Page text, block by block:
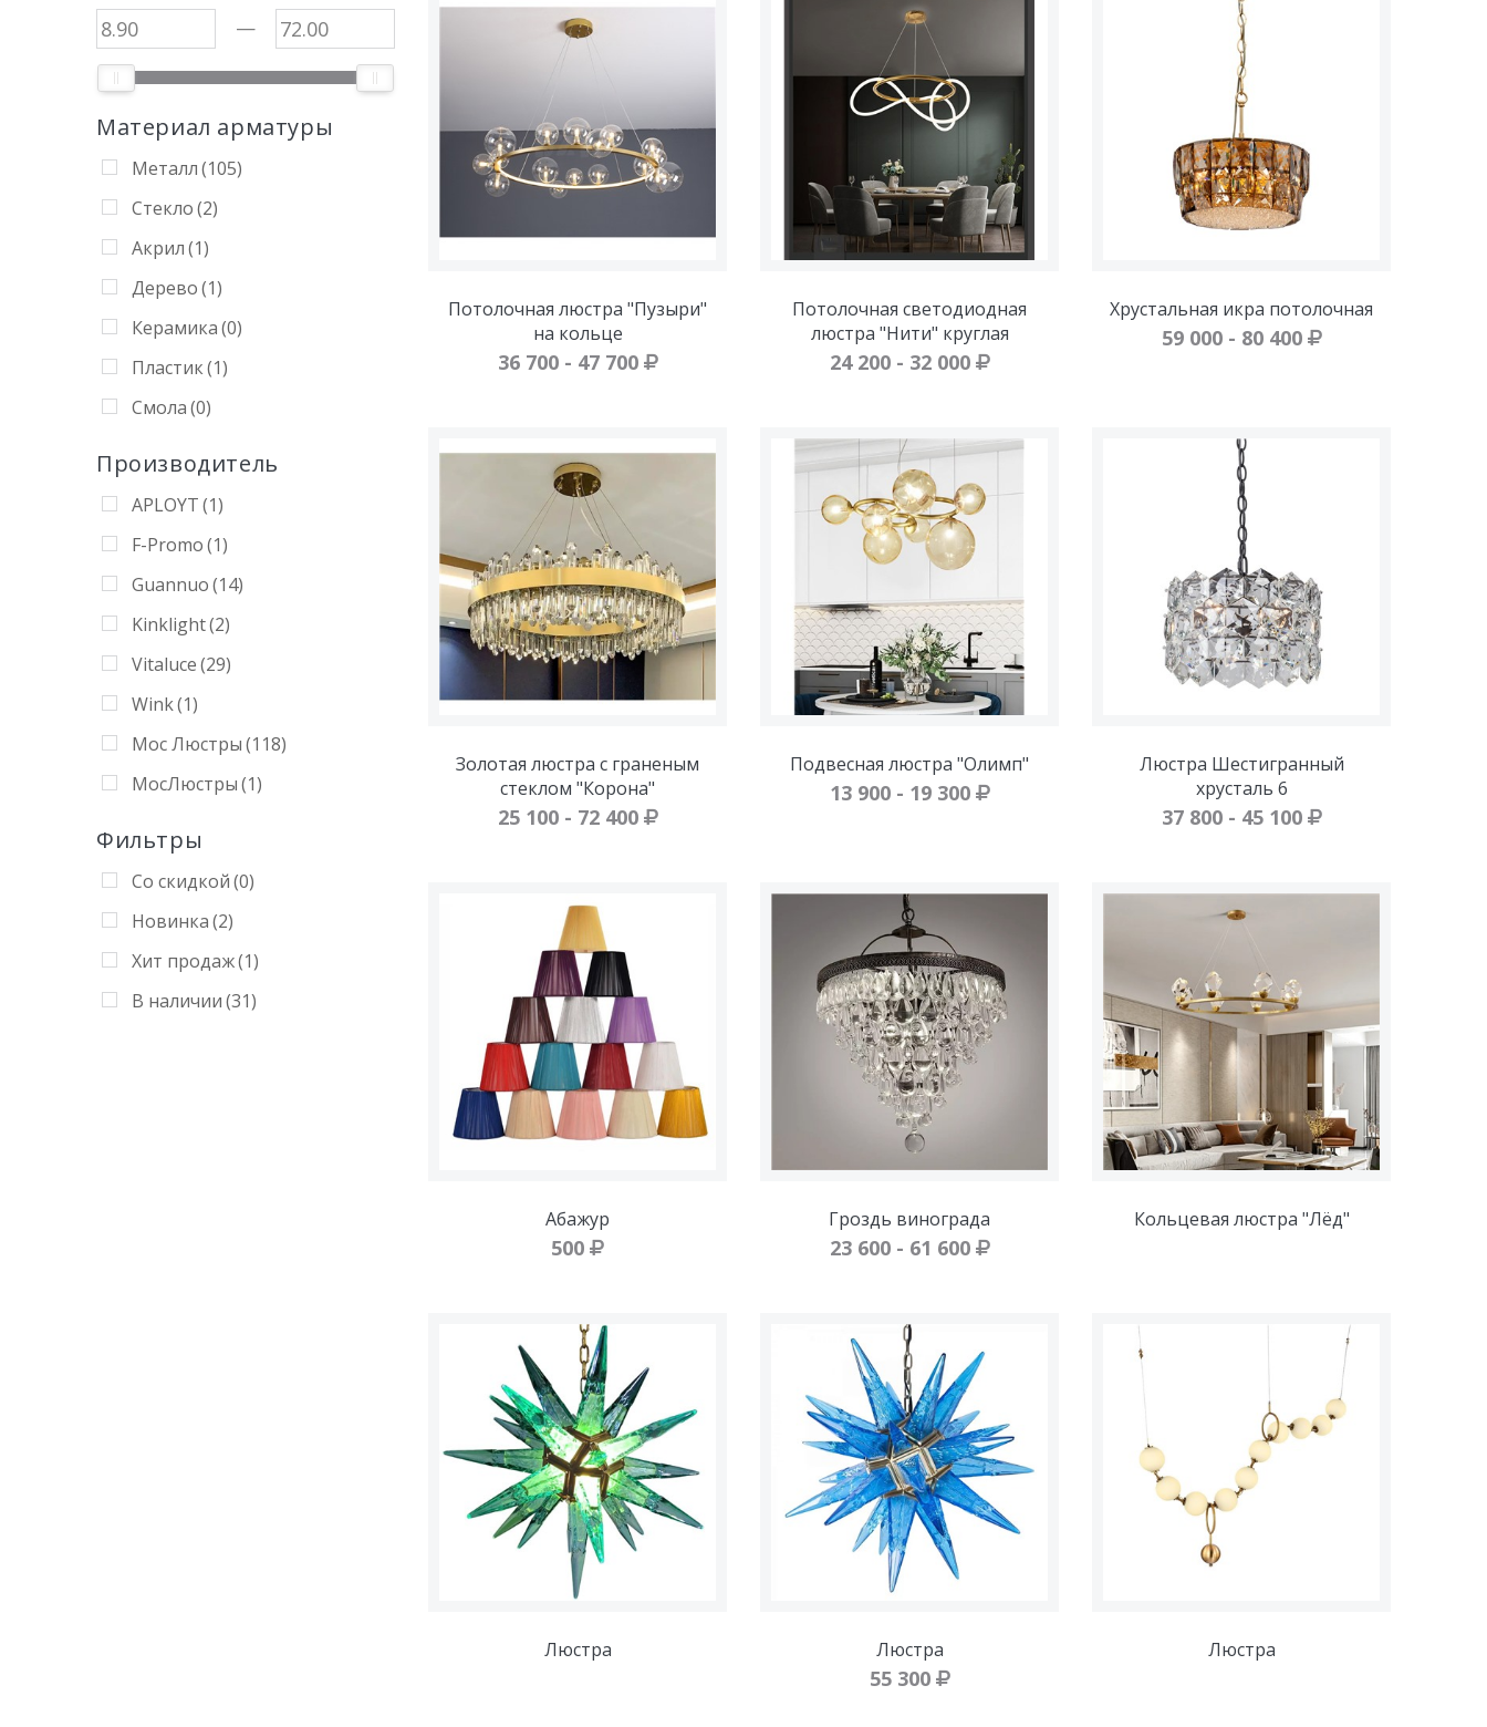
—
Материал арматуры
Металл(105)
Стекло(2)
Акрил(1)
Дерево(1)
Керамика(0)
Пластик(1)
Смола(0)
Производитель
APLOYT(1)
F-Promo(1)
Guannuo(14)
Kinklight(2)
Vitaluce(29)
Wink(1)
Мос Люстры(118)
МосЛюстры(1)
Фильтры
Со скидкой(0)
Новинка(2)
Хит продаж(1)
В наличии(31)
Потолочная люстра "Пузыри"
на кольце
36 700 - 47 700
Потолочная светодиодная
люстра "Нити" круглая
24 200 - 32 000
Хрустальная икра потолочная
59 000 - 80 400
Золотая люстра с граненым
стеклом "Корона"
25 100 - 72 400
Подвесная люстра "Олимп"
13 900 - 19 300
Люстра Шестигранный
хрусталь 6
37 800 - 45 100
Абажур
500
Гроздь винограда
23 600 - 61 600
Кольцевая люстра "Лёд"
Люстра Люстра
55 300
Люстра